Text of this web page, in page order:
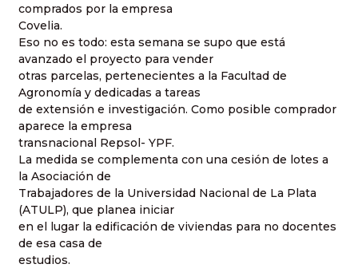
comprados por la empresa
Covelia.
Eso no es todo: esta semana se supo que está
avanzado el proyecto para vender
otras parcelas, pertenecientes a la Facultad de
Agronomía y dedicadas a tareas
de extensión e investigación. Como posible comprador
aparece la empresa
transnacional Repsol- YPF.
La medida se complementa con una cesión de lotes a
la Asociación de
Trabajadores de la Universidad Nacional de La Plata
(ATULP), que planea iniciar
en el lugar la edificación de viviendas para no docentes
de esa casa de
estudios.